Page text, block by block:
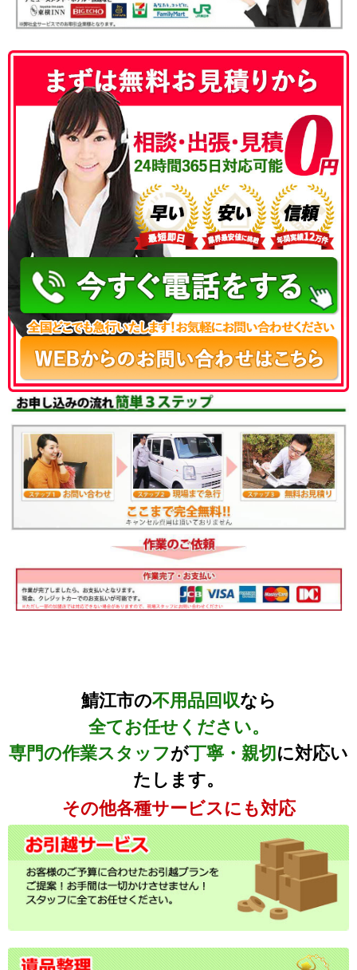
050-3186-4780
鯖江市の不用品回収なら
全てお任せください。
専門の作業スタッフが丁寧・親切 に対応い
たします。
その他各種サービスにも対応